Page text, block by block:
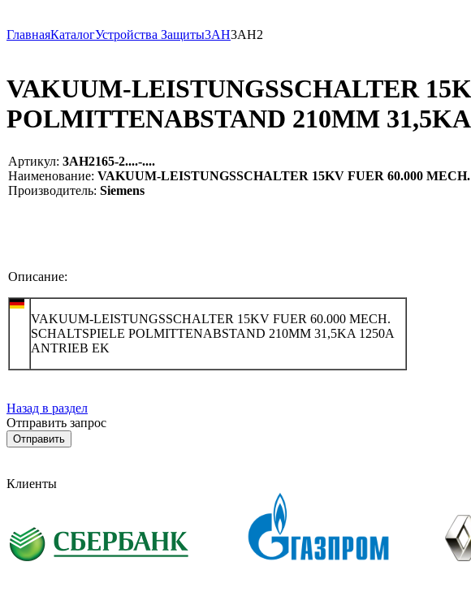
ГлавнаяКаталогУстройства Защиты3AH3AH2
VAKUUM-LEISTUNGSSCHALTER
POLMITTENABSTAND 210MM
Артикул: 3AH2165-2....-....
Наименование: VAKUUM-LEISTUNGSSCHALTER 15KV FUER 60.000
Производитель: Siemens
Описание:
VAKUUM-LEISTUNGSSCHALTER 15KV FUER 60.000 MECH.
SCHALTSPIELE POLMITTENABSTAND 210MM 31,5KA 1250A
ANTRIEB EK
Назад в раздел
Отправить запрос
Клиенты